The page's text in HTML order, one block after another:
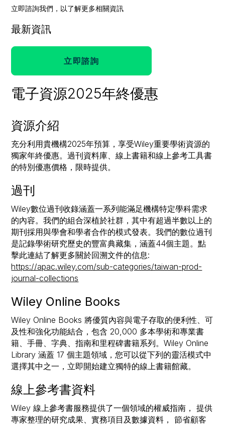
立即諮詢我們，以了解更多相關資訊
最新資訊
立即諮詢
電子資源2025年終優惠
資源介紹
充分利用貴機構2025年預算，享受Wiley重要學術資源的
獨家年終優惠。過刊資料庫、線上書籍和線上參考工具書
的特別優惠價格，限時提供。
過刊
Wiley數位過刊收錄涵蓋一系列能滿足機構特定學科需求
的內容。我們的組合深植於社群，其中有超過半數以上的
期刊採用與學會和學者合作的模式發表。我們的數位過刊
是記錄學術研究歷史的豐富典藏集，涵蓋44個主題。點
擊此連結了解更多關於回溯文件的信息:
https://apac.wiley.com/sub-categories/taiwan-prod-
journal-collections
Wiley Online Books
Wiley Online Books 將優質內容與電⼦存取的便利性、可
及性和強化功能結合，包含 20,000 多本學術和專業書
籍、⼿冊、字典、指南和⾥程碑書籍系列。Wiley Online
Library 涵蓋 17 個主題領域，您可以從下列的靈活模式中
選擇其中之⼀，⽴即開始建⽴獨特的線上書籍館藏。
線上參考書資料
Wiley 線上參考書服務提供了一個領域的權威指南， 提供
專家整理的研究成果、實務項目及數據資料， 節省顧客